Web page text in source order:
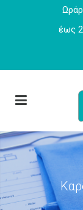
έως